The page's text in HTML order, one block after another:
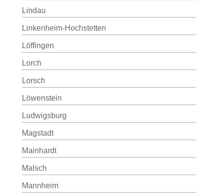
Lindau
Linkenheim-Hochstetten
Löffingen
Lorch
Lorsch
Löwenstein
Ludwigsburg
Magstadt
Mainhardt
Malsch
Mannheim